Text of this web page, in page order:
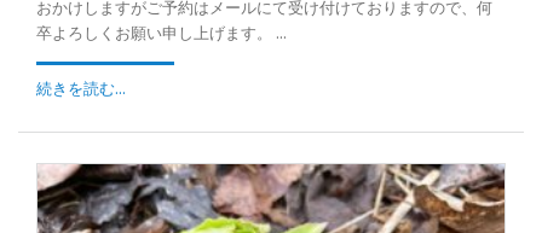
おかけしますがご予約はメールにて受け付けておりますので、何
卒よろしくお願い申し上げます。 ...
続きを読む...